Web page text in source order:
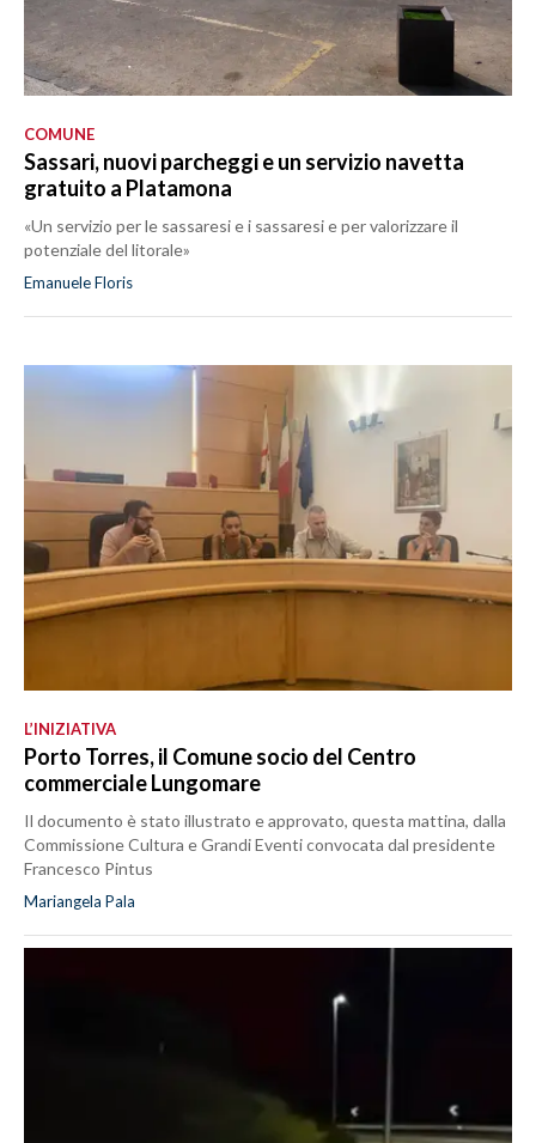
COMUNE
Sassari, nuovi parcheggi e un servizio navetta
gratuito a Platamona
«Un servizio per le sassaresi e i sassaresi e per valorizzare il
potenziale del litorale»
Emanuele Floris
L’INIZIATIVA
Porto Torres, il Comune socio del Centro
commerciale Lungomare
Il documento è stato illustrato e approvato, questa mattina, dalla
Commissione Cultura e Grandi Eventi convocata dal presidente
Francesco Pintus
Mariangela Pala